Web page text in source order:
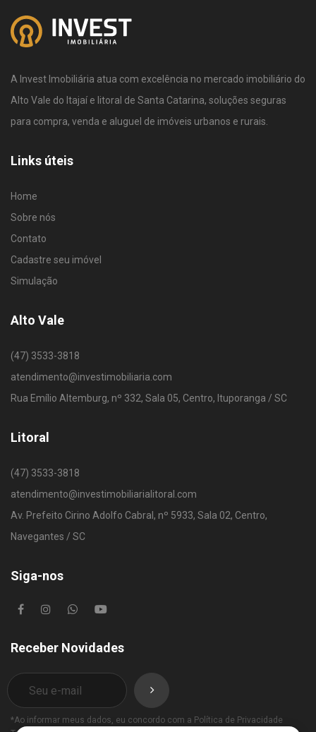
A Invest Imobiliária atua com excelência no mercado imobiliário do
Alto Vale do Itajaí e litoral de Santa Catarina, soluções seguras
para compra, venda e aluguel de imóveis urbanos e rurais.
Links úteis
Home
Sobre nós
Contato
Cadastre seu imóvel
Simulação
Alto Vale
(47) 3533-3818
atendimento@investimobiliaria.com
Rua Emílio Altemburg, nº 332, Sala 05, Centro, Ituporanga / SC
Litoral
(47) 3533-3818
atendimento@investimobiliarialitoral.com
Av. Prefeito Cirino Adolfo Cabral, nº 5933, Sala 02, Centro,
Navegantes / SC
Siga-nos
Receber Novidades
*Ao informar meus dados, eu concordo com a Política de Privacidade